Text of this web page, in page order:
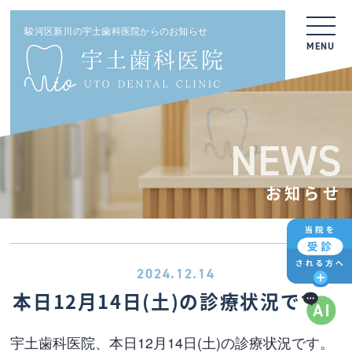
駿河区新川の宇土歯科医院からのお知らせ
MENU
NEWS
お知らせ
2024.12.14
本日12月14日(土)の診療状況です。
宇土歯科医院、本日12月14日(土)の診療状況です。